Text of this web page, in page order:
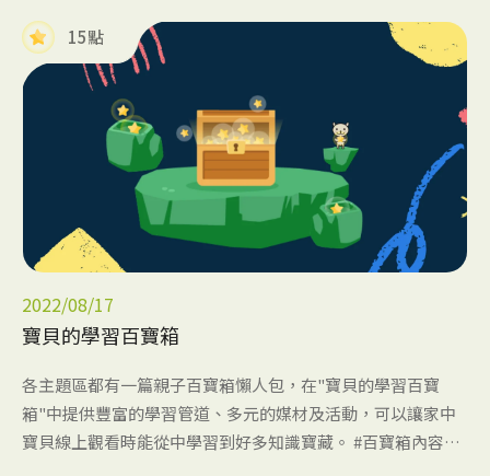
15點
2022/08/17
寶貝的學習百寶箱
各主題區都有一篇親子百寶箱懶人包，在"寶貝的學習百寶
箱"中提供豐富的學習管道、多元的媒材及活動，可以讓家中
寶貝線上觀看時能從中學習到好多知識寶藏。 #百寶箱內容持